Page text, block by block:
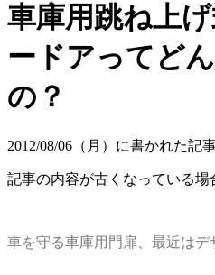
車庫用跳ね上
ードアってど
の？
2012/08/06（月）に書かれた記事
記事の内容が古くなっている場
車を守る車庫用門扉、最近はデ